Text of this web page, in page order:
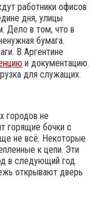
работники офисов
дня, улицы
Дело в том, что в
бумага.
В Аргентине
и документацию.
для служащих.
городов не
горящие бочки с
не всё. Некоторые
к цепи. Эти
в следующий год.
открывают дверь